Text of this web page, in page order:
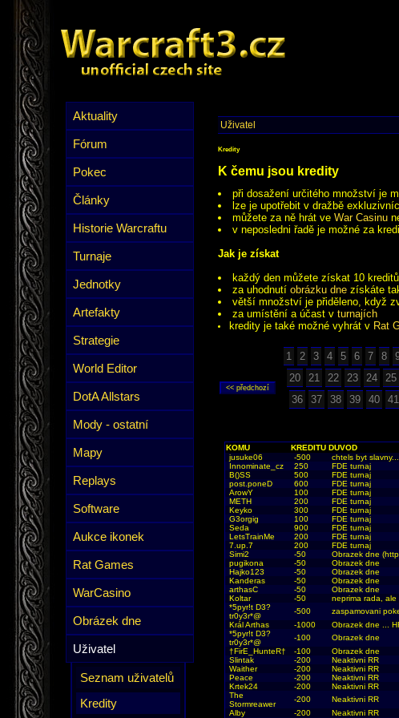
Aktuality
Fórum
Pokec
Články
Historie Warcraftu
Turnaje
Jednotky
Artefakty
Strategie
World Editor
DotA Allstars
Mody - ostatní
Mapy
Replays
Software
Aukce ikonek
Rat Games
WarCasino
Obrázek dne
Uživatel
Seznam uživatelů
Kredity
Uživatel
Kredity
K čemu jsou kredity
při dosažení určitého množství je
lze je upotřebit v dražbě
můžete za ně hrát ve War Casinu
v neposledni řadě je možné za
Jak je získat
každý den můžete získat 10
za uhodnutí obrázku dne získáte
větší množství je přiděleno, když
za umístění a účast v turnajích
kredity je také možné vyhrát v Rat
1 2 3 4 5 6 7 8
20
21 22 23 24 25
36
37 38 39 40 41
KOMU KREDITU DUVOD
jusuke06
-500 chtels byt
Innominate_cz
250 FDE turnaj
B()SS
500 FDE turnaj
post.poneD
600 FDE turnaj
ArowY
100 FDE turnaj
METH
200 FDE turnaj
Keyko
300 FDE turnaj
G3orgig
100 FDE turnaj
Seda
900 FDE turnaj
LetsTrainMe
200 FDE turnaj
7.up.7
200 FDE turnaj
Simi2
-50 Obrazek dne
pugikona
-50 Obrazek dne
Hajko123
-50 Obrazek dne
Kanderas
-50 Obrazek dne
arthasC
-50 Obrazek dne
Koltar
-50 neprima rada,
*5pyr!t D3?
tr0y3r*@
-500 zaspamovani
Král Arthas
-1000 Obrazek dne ...
*5pyr!t D3?
tr0y3r*@
-100 Obrazek dne
†FirE_HunteR†
-100 Obrazek dne
Slintak
-200 Neaktivni RR
Waither
-200 Neaktivni RR
Peace
-200 Neaktivni RR
Krtek24
-200 Neaktivni RR
The
Stormreawer
-200 Neaktivni RR
Alby
-200 Neaktivni RR